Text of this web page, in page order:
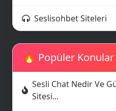
Seslisohbet Siteleri
🔥 Popüler Konular
Sesli Chat Nedir Ve
Sitesi...